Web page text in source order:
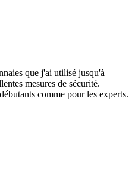
que j'ai utilisé jusqu'à
mesures de sécurité.
comme pour les experts.